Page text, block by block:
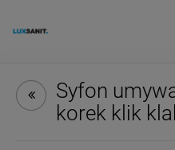
Syfon
korek klik